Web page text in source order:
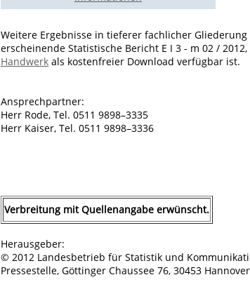
Weitere Ergebnisse in tieferer fachlicher
erscheinende Statistische Bericht E I 3 - m 02 /
Handwerk als kostenfreier Download verfügbar ist.
Ansprechpartner:
Herr Rode, Tel. 0511 9898–3335
Herr Kaiser, Tel. 0511 9898–3336
Verbreitung mit Quellenangabe erwünscht.
Herausgeber:
© 2012 Landesbetrieb für Statistik und
Pressestelle, Göttinger Chaussee 76, 30453 Hannover